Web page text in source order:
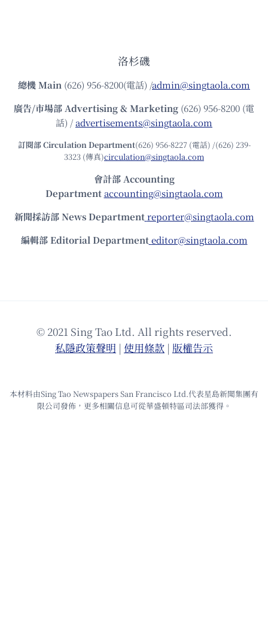
洛杉磯
總機Main (626) 956-8200(電話) /admin@singtaola.com
廣告/市場部Advertising & Marketing (626) 956-8200 (電
話) /advertisements@singtaola.com
訂閱部 Circulation Department(626) 956-8227 (電話) /(626) 239-
3323 (傳真)circulation@singtaola.com
會計部 Accounting
Department accounting@singtaola.com
新聞採訪部 News Department reporter@singtaola.com
編輯部 Editorial Department editor@singtaola.com
© 2021 Sing Tao Ltd. All rights reserved.
私隱政策聲明 | 使⽤條款 | 版權告⽰
本材料由Sing Tao Newspapers San Francisco Ltd.代表星島新聞集團有
限公司發佈，更多相關信息可從華盛頓特區司法部獲得。